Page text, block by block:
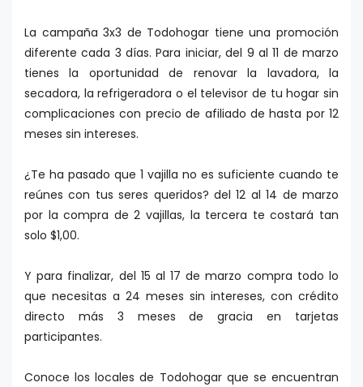
La campaña 3x3 de Todohogar tiene una promoción
diferente cada 3 días. Para iniciar, del 9 al 11 de marzo
tienes la oportunidad de renovar la lavadora, la
secadora, la refrigeradora o el televisor de tu hogar sin
complicaciones con precio de afiliado de hasta por 12
meses sin intereses.
¿Te ha pasado que 1 vajilla no es suficiente cuando te
reúnes con tus seres queridos? del 12 al 14 de marzo
por la compra de 2 vajillas, la tercera te costará tan
solo $1,00.
Y para finalizar, del 15 al 17 de marzo compra todo lo
que necesitas a 24 meses sin intereses, con crédito
directo más 3 meses de gracia en tarjetas
participantes.
Conoce los locales de Todohogar que se encuentran